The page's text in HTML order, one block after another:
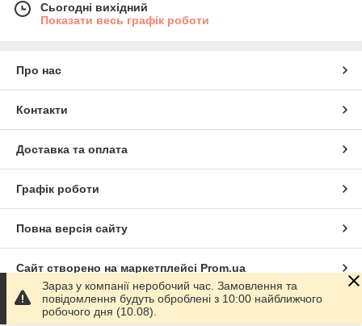
Сьогодні вихідний
Показати весь графік роботи
Про нас
Контакти
Доставка та оплата
Графік роботи
Повна версія сайту
Сайт створено на маркетплейсі Prom.ua
Політика конфіденційності
Зараз у компанії неробочий час. Замовлення та
повідомлення будуть оброблені з 10:00 найближчого
робочого дня (10.08).